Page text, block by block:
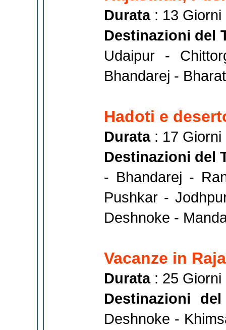
Durata: 13 Giorni
Destinazioni del
Udaipur -
Bhandarej -
Hadoti e
Durata: 17 Giorni
Destinazioni del
- Bhandarej -
Pushkar -
Deshnoke -
Vacanze in
Durata: 25 Giorni
Destinazioni
Deshnoke -